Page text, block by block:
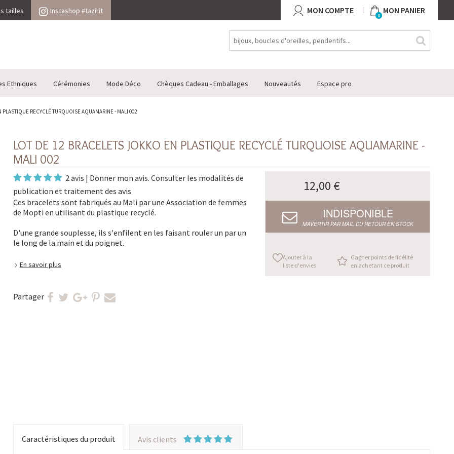
tailles Instashop #tazirit MON COMPTE 0 MON PANIER
Ethniques Cérémonies Mode Déco Chèques Cadeau - Emballages Nouveautés Espace pro
RECYCLÉ TURQUOISE AQUAMARINE - MALI 002
LOT DE 12 BRACELETS JOKKO EN PLASTIQUE RECYCLÉ TURQUOISE AQUAMARINE -
MALI 002
2 avis | Donner mon avis. Consulter les modalités de
publication et traitement des avis
Ces bracelets sont fabriqués au Mali par une Association de femmes
de Mopti en utilisant du plastique recyclé.
D'une grande souplesse, ils s'enfilent en les faisant rouler un par un
le long de la main et du poignet.
En savoir plus
Partager
12,00 €
INDISPONIBLE
M’AVERTIR PAR MAIL DU RETOUR EN STOCK
Ajouter à la
liste d'envies
Gagner points de fidélité
en achetant ce produit
Caractéristiques du produit Avis clients